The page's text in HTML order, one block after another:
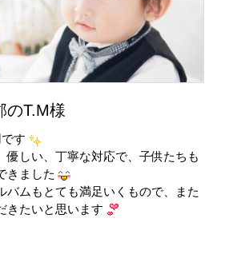
のT.M様
す
優しい、丁寧な対応で、子供たちも
きました
バムもとても満足いくもので、また
きたいと思います